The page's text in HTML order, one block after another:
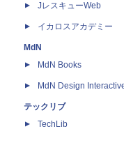
JレスキューWeb
イカロスアカデミー
MdN
MdN Books
MdN Design
テックリブ
TechLib